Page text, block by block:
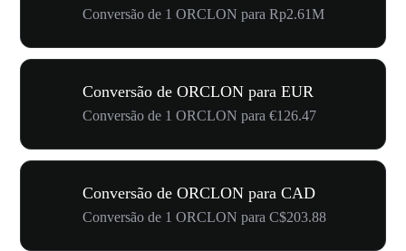
Conversão de 1 ORCLON para Rp2.61M
Conversão de ORCLON para EUR
Conversão de 1 ORCLON para €126.47
Conversão de ORCLON para CAD
Conversão de 1 ORCLON para C$203.88